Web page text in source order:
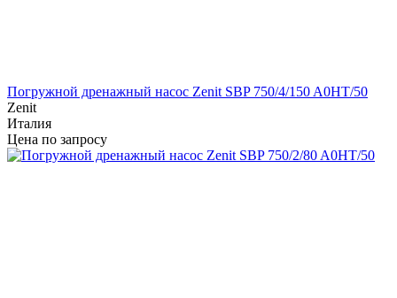
Погружной дренажный насос Zenit SBP 750/4/150 A0HT/50
Zenit
Италия
Цена по запросу